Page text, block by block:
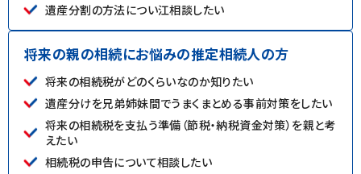
遺産分割の方法につい江相談したい
将来の親の相続にお悩みの推定相続人の方
将来の相続税がどのくらいなのか知りたい
遺産分けを兄弟姉妹間でうまくまとめる事前対策をしたい
将来の相続税を支払う準備（節税・納税資金対策）を親と考
えたい
相続税の申告について相談したい